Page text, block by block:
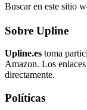
Buscar en este sitio
Sobre Upline
Upline.es toma
Amazon. Los
directamente.
Políticas